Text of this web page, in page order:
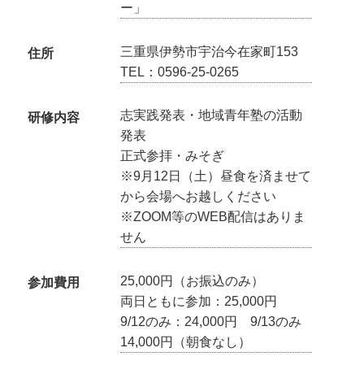
ー」
住所
三重県伊勢市宇治今在家町153
TEL：0596-25-0265
研修内容
志実践発表・地域青年塾の活動
発表
正式参拝・みそぎ
※9月12日（土）昼食を済ませて
から会場へお越しください
※ZOOM等のWEB配信はありま
せん
参加費用
25,000円（お振込のみ）
両日ともに参加：25,000円
9/12のみ：24,000円 9/13のみ
14,000円（朝食なし）